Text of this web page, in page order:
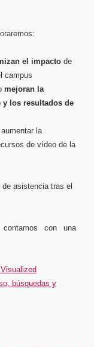
el impacto de
campus
mejoran la
y los resultados de
la
de vídeo de la
asistencia tras el
con una
búsquedas y